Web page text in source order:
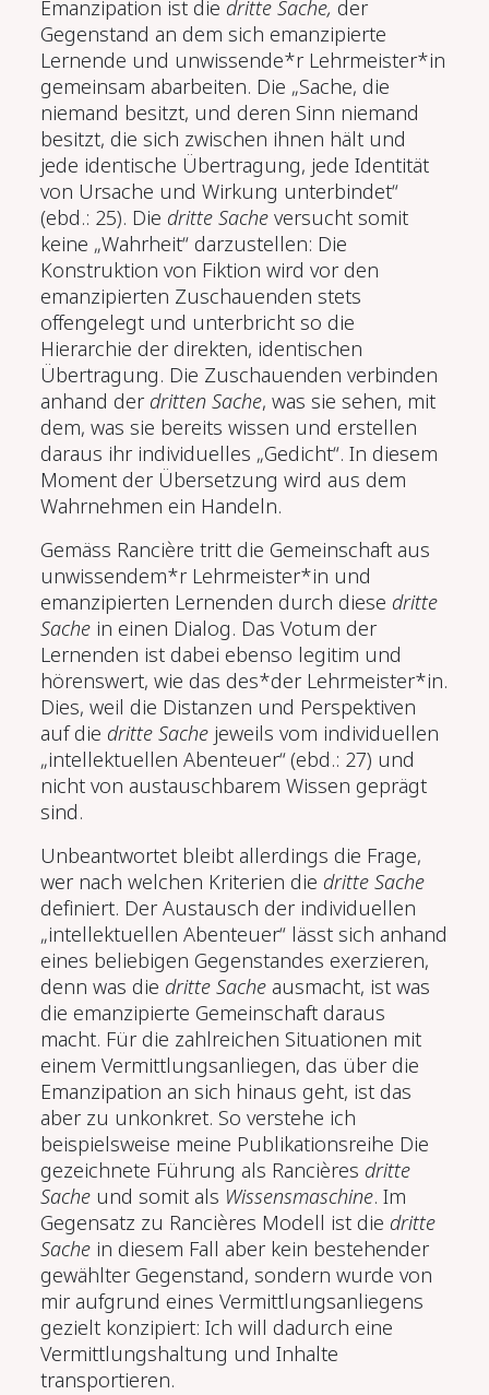
Emanzipation ist die dritte Sache, der
Gegenstand an dem sich emanzipierte
Lernende und unwissende*r Lehrmeister*in
gemeinsam abarbeiten. Die „Sache, die
niemand besitzt, und deren Sinn niemand
besitzt, die sich zwischen ihnen hält und
jede identische Übertragung, jede Identität
von Ursache und Wirkung unterbindet“
(ebd.: 25). Die dritte Sache versucht somit
keine „Wahrheit“ darzustellen: Die
Konstruktion von Fiktion wird vor den
emanzipierten Zuschauenden stets
offengelegt und unterbricht so die
Hierarchie der direkten, identischen
Übertragung. Die Zuschauenden verbinden
anhand der dritten Sache, was sie sehen, mit
dem, was sie bereits wissen und erstellen
daraus ihr individuelles „Gedicht“. In diesem
Moment der Übersetzung wird aus dem
Wahrnehmen ein Handeln.
Gemäss Rancière tritt die Gemeinschaft aus
unwissendem*r Lehrmeister*in und
emanzipierten Lernenden durch diese dritte
Sache in einen Dialog. Das Votum der
Lernenden ist dabei ebenso legitim und
hörenswert, wie das des*der Lehrmeister*in.
Dies, weil die Distanzen und Perspektiven
auf die dritte Sache jeweils vom individuellen
„intellektuellen Abenteuer“ (ebd.: 27) und
nicht von austauschbarem Wissen geprägt
sind.
Unbeantwortet bleibt allerdings die Frage,
wer nach welchen Kriterien die dritte Sache
definiert. Der Austausch der individuellen
„intellektuellen Abenteuer“ lässt sich anhand
eines beliebigen Gegenstandes exerzieren,
denn was die dritte Sache ausmacht, ist was
die emanzipierte Gemeinschaft daraus
macht. Für die zahlreichen Situationen mit
einem Vermittlungsanliegen, das über die
Emanzipation an sich hinaus geht, ist das
aber zu unkonkret. So verstehe ich
beispielsweise meine Publikationsreihe Die
gezeichnete Führung als Rancières dritte
Sache und somit als Wissensmaschine. Im
Gegensatz zu Rancières Modell ist die dritte
Sache in diesem Fall aber kein bestehender
gewählter Gegenstand, sondern wurde von
mir aufgrund eines Vermittlungsanliegens
gezielt konzipiert: Ich will dadurch eine
Vermittlungshaltung und Inhalte
transportieren.